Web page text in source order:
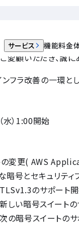
サービス 機能料金
愛顧いただき、誠に
ンフラ改善の一環
）1:00開始
の変更( AWS
暗号とセキュリティ
TLSv1.3のサポート
新しい暗号スイート
次の暗号スイートの